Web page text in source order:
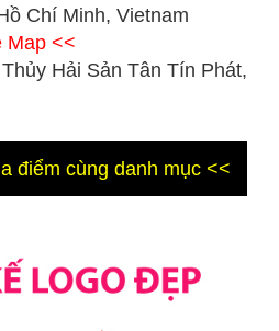
Chí Minh, Vietnam
Map <<
Hải Sản Tân Tín Phát,
điểm cùng danh mục <<